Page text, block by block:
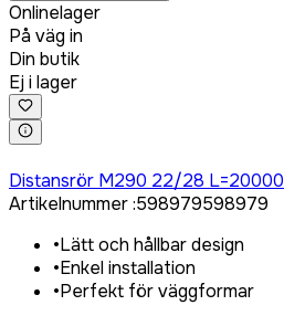
Onlinelager
På väg in
Din butik
Ej i lager
Distansrör M290 22/28 L=20000
Artikelnummer:598979598979
•Lätt och hållbar design
•Enkel installation
•Perfekt för väggformar